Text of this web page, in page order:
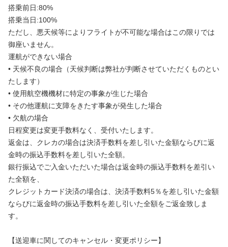
搭乗前日:80%
搭乗当日:100%
ただし、悪天候等によりフライトが不可能な場合はこの限りでは
御座いません。
運航ができない場合
• 天候不良の場合（天候判断は弊社が判断させていただくものとい
たします）
• 使用航空機機材に特定の事象が生じた場合
• その他運航に支障をきたす事象が発生した場合
• 欠航の場合
日程変更は変更手数料なく、受付いたします。
返金は、クレカの場合は決済手数料を差し引いた金額ならびに返
金時の振込手数料を差し引いた全額。
銀行振込でご入金いただいた場合は返金時の振込手数料を差引い
た全額を、
クレジットカード決済の場合は、決済手数料5％を差し引いた金額
ならびに返金時の振込手数料を差し引いた全額をご返金致しま
す。
【送迎車に関してのキャンセル・変更ポリシー】